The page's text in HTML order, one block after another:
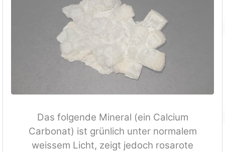
Das folgende Mineral (ein Calcium
Carbonat) ist grünlich unter normalem
weissem Licht, zeigt jedoch rosarote